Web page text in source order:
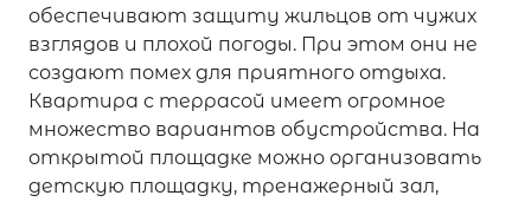
обеспечивают защиту жильцов от чужих
взглядов и плохой погоды. При этом они не
создают помех для приятного отдыха.
Квартира с террасой имеет огромное
множество вариантов обустройства. На
открытой площадке можно организовать
детскую площадку, тренажерный зал,